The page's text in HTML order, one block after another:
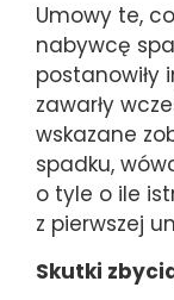
Umowy te,
nabywcę
postanowiły
zawarły
wskazane
spadku,
o tyle o ile
z pierwszej
Skutki